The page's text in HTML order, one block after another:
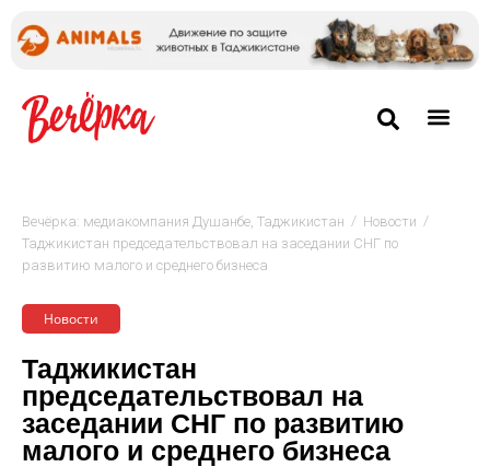
Вечёрка: медиакомпания Душанбе, Таджикистан / Новости /
Таджикистан председательствовал на заседании СНГ по
развитию малого и среднего бизнеса
Новости
Таджикистан
председательствовал на
заседании СНГ по развитию
малого и среднего бизнеса